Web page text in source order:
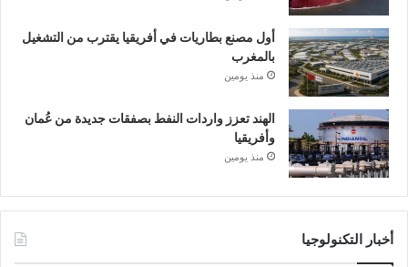
أول مصنع بطاريات في أفريقيا يقترب من التشغيل
بالمغرب
منذ يومين
الهند تعزز واردات النفط بصفقات جديدة من عُمان
وأفريقيا
منذ يومين
أخبار التكنولوجيا